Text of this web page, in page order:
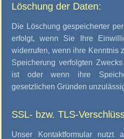
Löschung der Daten:
Die Löschung gespeicherter
erfolgt, wenn Sie Ihre
widerrufen, wenn ihre Kenntnis
Speicherung verfolgten
ist oder wenn ihre
gesetzlichen Gründen
SSL- bzw. TLS-
Unser Kontaktformular nutzt